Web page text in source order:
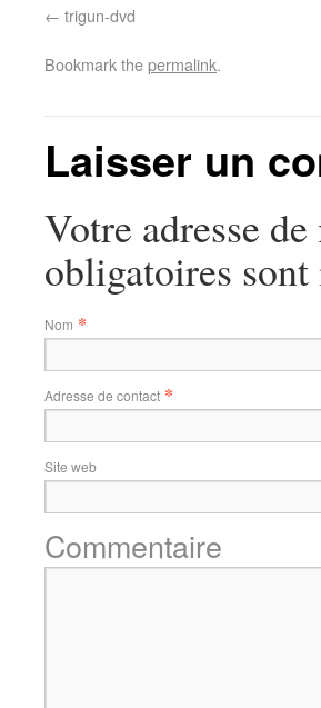
trigun-dvd
Bookmark thepermalink.
Laisser un
Votre adresse
obligatoires
Nom *
Adresse de contact *
Site web
Commentaire